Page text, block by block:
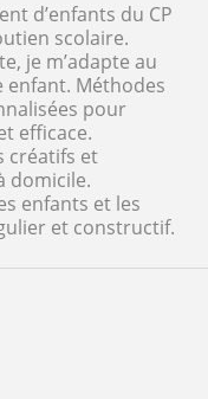
d’enfants du CP
scolaire.
je m’adapte au
enfant. Méthodes
pour
efficace.
créatifs et
domicile.
enfants et les
et constructif.